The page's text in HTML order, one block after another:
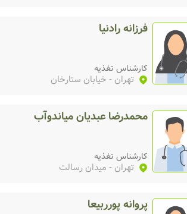
فرزانه رادنیا
کارشناس تغذیه
تهران - خیابان ستارخان
محمدرضا عبدیان میاندوآب
کارشناس تغذیه
تهران - میدان رسالت
پروانه پورربیعا